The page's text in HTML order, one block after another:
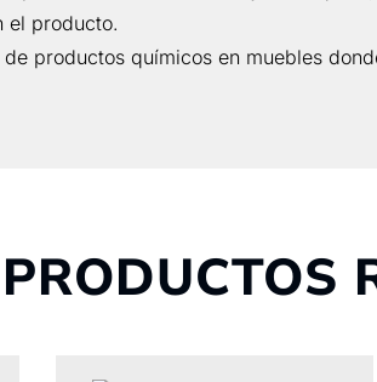
el producto.
de productos químicos en muebles
PRODUCTOS